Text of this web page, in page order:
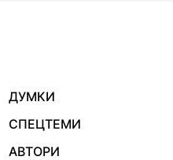
ДУМКИ
СПЕЦТЕМИ
АВТОРИ